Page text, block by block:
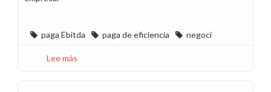
paga Ebitda paga de eficiencia negoci
Lee más